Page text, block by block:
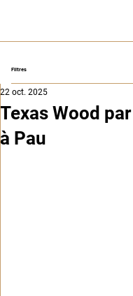
Filtres
Texas Wood
à Pau
22 oct. 2025